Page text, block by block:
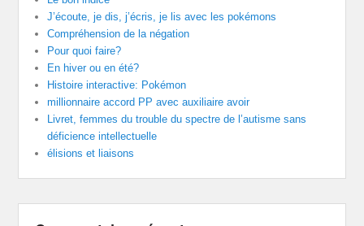
J’écoute, je dis, j’écris, je lis avec les pokémons
Compréhension de la négation
Pour quoi faire?
En hiver ou en été?
Histoire interactive: Pokémon
millionnaire accord PP avec auxiliaire avoir
Livret, femmes du trouble du spectre de l’autisme sans
déficience intellectuelle
élisions et liaisons